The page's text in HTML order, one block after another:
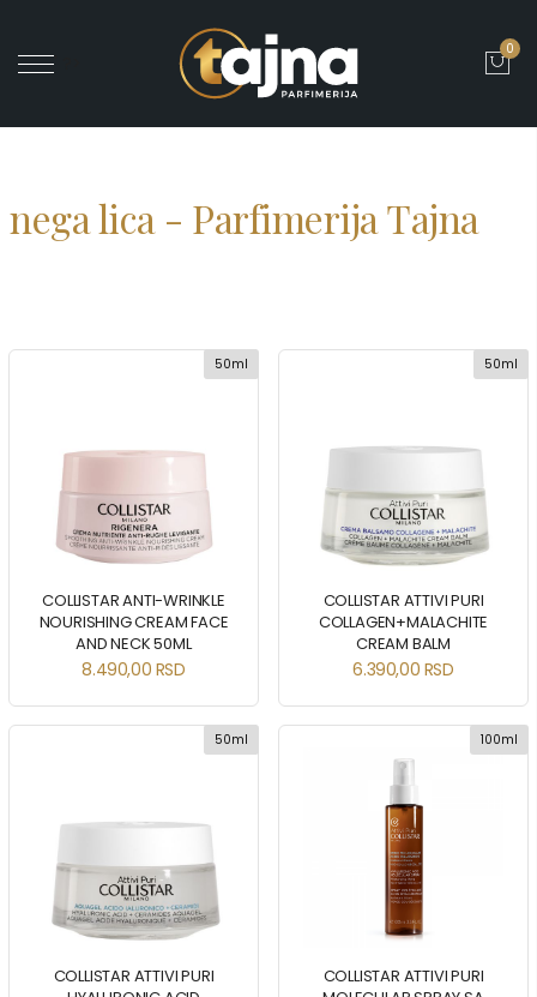
0
nega lica - Parfimerija Tajna
50ml
COLLISTAR ANTI-WRINKLE
NOURISHING CREAM FACE
AND NECK 50ML
8.490,00 RSD
50ml
COLLISTAR ATTIVI PURI
COLLAGEN+MALACHITE
CREAM BALM
6.390,00 RSD
50ml
COLLISTAR ATTIVI PURI
100ml
COLLISTAR ATTIVI PURI